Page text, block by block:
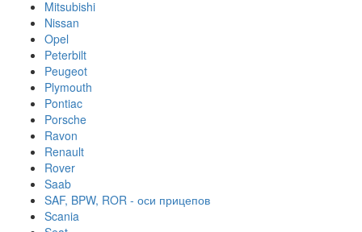
Mitsubishi
Nissan
Opel
Peterbilt
Peugeot
Plymouth
Pontiac
Porsche
Ravon
Renault
Rover
Saab
SAF, BPW, ROR - оси прицепов
Scania